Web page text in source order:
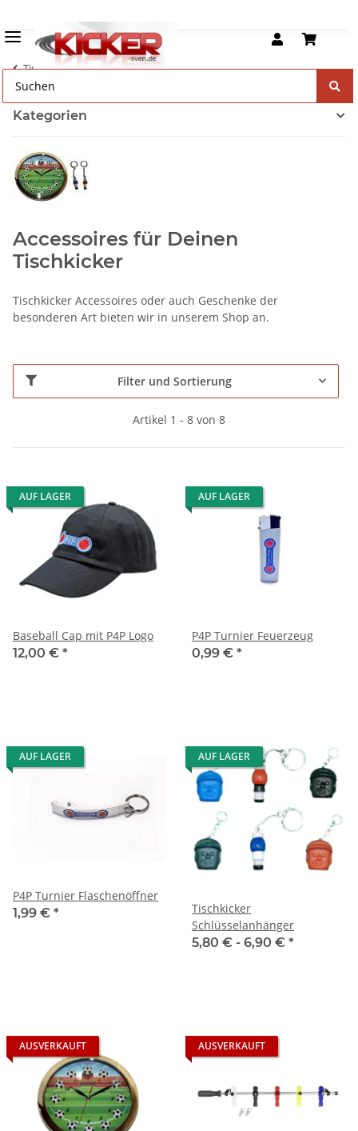
Tischkicker Zubehör
Accessoires für Deinen
Tischkicker
Tischkicker Accessoires oder auch Geschenke der
besonderen Art bieten wir in unserem Shop an.
Filter und Sortierung
Artikel 1 - 8 von 8
AUF LAGER
Baseball Cap mit P4P Logo
12,00 € *
AUF LAGER
P4P Turnier Feuerzeug
0,99 € *
AUF LAGER
P4P Turnier Flaschenöffner
1,99 € *
AUF LAGER
Tischkicker
Schlüsselanhänger
5,80 € - 6,90 € *
AUSVERKAUFT AUSVERKAUFT
Kategorien